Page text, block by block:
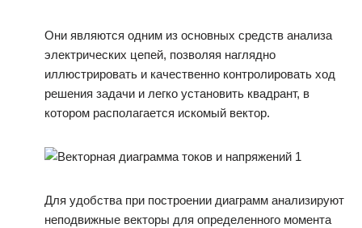
Они являются одним из основных средств анализа
электрических цепей, позволяя наглядно
иллюстрировать и качественно контролировать ход
решения задачи и легко установить квадрант, в
котором располагается искомый вектор.
Для удобства при построении диаграмм анализируют
неподвижные векторы для определенного момента